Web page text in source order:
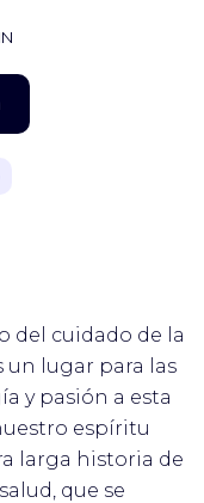
del cuidado de la
un lugar para las
y pasión a esta
espíritu
larga historia de
que se